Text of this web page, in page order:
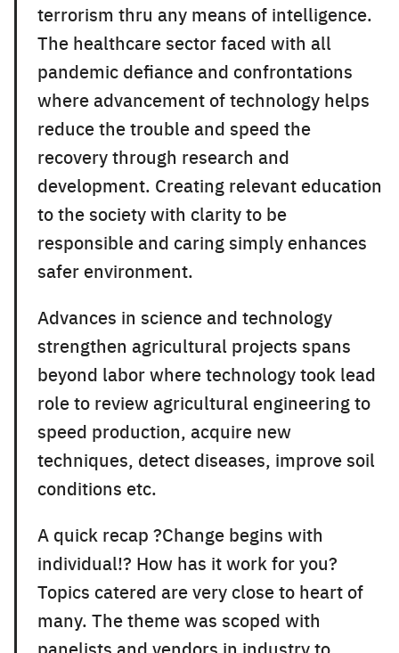
terrorism thru any means of intelligence.
The healthcare sector faced with all
pandemic defiance and confrontations
where advancement of technology helps
reduce the trouble and speed the
recovery through research and
development. Creating relevant education
to the society with clarity to be
responsible and caring simply enhances
safer environment.
Advances in science and technology
strengthen agricultural projects spans
beyond labor where technology took lead
role to review agricultural engineering to
speed production, acquire new
techniques, detect diseases, improve soil
conditions etc.
A quick recap ?Change begins with
individual!? How has it work for you?
Topics catered are very close to heart of
many. The theme was scoped with